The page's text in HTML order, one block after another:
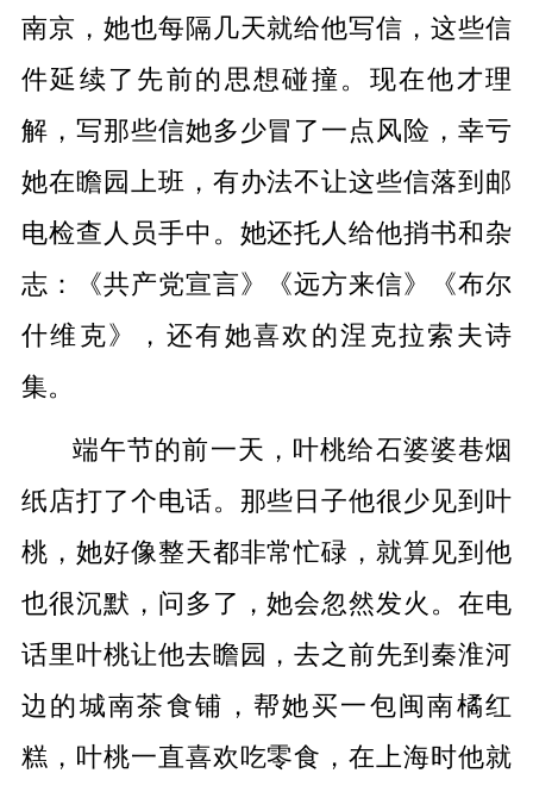
南京，她也每隔几天就给他写信，这些信
件延续了先前的思想碰撞。现在他才理
解，写那些信她多少冒了一点风险，幸亏
她在瞻园上班，有办法不让这些信落到邮
电检查人员手中。她还托人给他捎书和杂
志：《共产党宣言》《远方来信》《布尔
什维克》，还有她喜欢的涅克拉索夫诗
集。
端午节的前一天，叶桃给石婆婆巷烟
纸店打了个电话。那些日子他很少见到叶
桃，她好像整天都非常忙碌，就算见到他
也很沉默，问多了，她会忽然发火。在电
话里叶桃让他去瞻园，去之前先到秦淮河
边的城南茶食铺，帮她买一包闽南橘红
糕，叶桃一直喜欢吃零食，在上海时他就